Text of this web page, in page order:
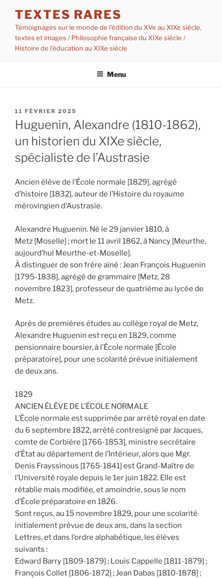
contenu
principal
TEXTES RARES
Témoignages sur le monde de l'édition du XVe au XIXe siècle,
textes et images / Philosophie française du XIXe siècle /
Histoire de l'éducation au XIXe siècle
Menu
PUBLIÉ
LE
11 FÉVRIER 2025
Huguenin, Alexandre (1810-1862),
un historien du XIXe siècle,
spécialiste de l’Austrasie
Ancien élève de l’École normale [1829], agrégé
d’histoire [1832], auteur de l’Histoire du royaume
mérovingien d’Austrasie.
Alexandre Huguenin. Né le 29 janvier 1810, à
Metz [Moselle] ; mort le 11 avril 1862, à Nancy [Meurthe,
aujourd’hui Meurthe-et-Moselle].
À distinguer de son frère aîné : Jean François Huguenin
[1795-1838], agrégé de grammaire [Metz, 28
novembre 1823], professeur de quatrième au lycée de
Metz.
Après de premières études au collège royal de Metz,
Alexandre Huguenin est reçu en 1829, comme
pensionnaire boursier, à l’École normale [École
préparatoire], pour une scolarité prévue initialement
de deux ans.
1829
ANCIEN ÉLÈVE DE L’ÉCOLE NORMALE
L’École normale est supprimée par arrêté royal en date
du 6 septembre 1822, arrêté contresigné par Jacques,
comte de Corbière [1766-1853], ministre secrétaire
d’État au département de l’Intérieur, alors que Mgr.
Denis Frayssinous [1765-1841] est Grand-Maître de
l’Université royale depuis le 1er juin 1822. Elle est
rétablie mais modifiée, et amoindrie, sous le nom
d’École préparatoire en 1826.
Sont reçus, au 15 novembre 1829, pour une scolarité
initialement prévue de deux ans, dans la section
Lettres, et dans l’ordre alphabétique, les élèves
suivants :
Edward Barry [1809-1879] ; Louis Cappelle [1811-1879] ;
François Collet [1806-1872] ; Jean Dabas [1810-1878] ;